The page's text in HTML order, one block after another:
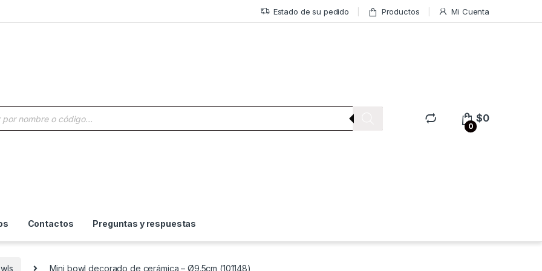
Estado de su pedido Productos Mi Cuenta
de productos
0
$0
Contactos Preguntas y respuestas
Mini bowl decorado de cerámica – Ø9.5cm (101148)